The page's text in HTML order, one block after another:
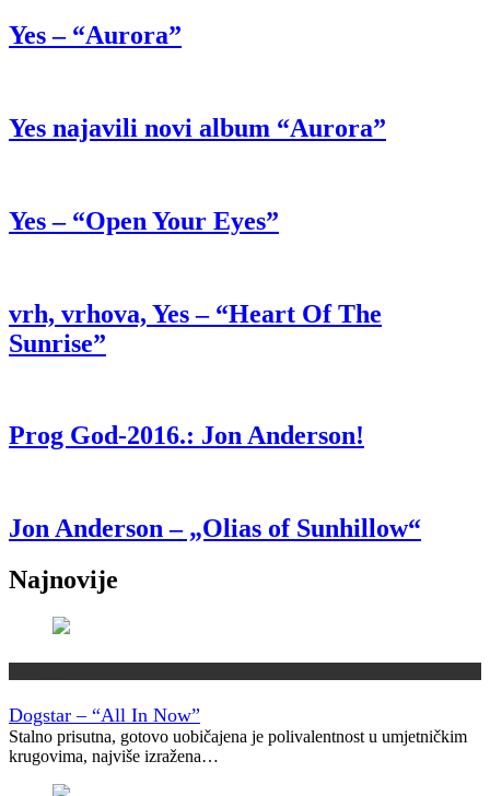
Yes – “Aurora”
Yes najavili novi album “Aurora”
Yes – “Open Your Eyes”
vrh, vrhova, Yes – “Heart Of The
Sunrise”
Prog God-2016.: Jon Anderson!
Jon Anderson – „Olias of Sunhillow“
Najnovije
Dogstar – “All In Now”
Stalno prisutna, gotovo uobičajena je polivalentnost u umjetničkim
krugovima, najviše izražena…